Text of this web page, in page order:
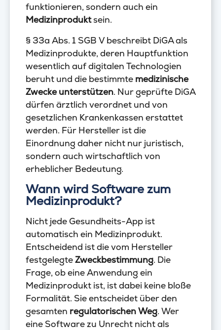
funktionieren, sondern auch ein
Medizinproduktsein.
§ 33a Abs. 1 SGB V beschreibt DiGA als
Medizinprodukte, deren Hauptfunktion
wesentlich auf digitalen Technologien
beruht und die bestimmte medizinische
Zwecke unterstützen. Nur geprüfte DiGA
dürfen ärztlich verordnet und von
gesetzlichen Krankenkassen erstattet
werden. Für Hersteller ist die
Einordnung daher nicht nur juristisch,
sondern auch wirtschaftlich von
erheblicher Bedeutung.
Wann wird Software zum
Medizinprodukt?
Nicht jede Gesundheits-App ist
automatisch ein Medizinprodukt.
Entscheidend ist die vom Hersteller
festgelegteZweckbestimmung. Die
Frage, ob eine Anwendung ein
Medizinprodukt ist, ist dabei keine bloße
Formalität. Sie entscheidet über den
gesamten regulatorischen Weg. Wer
eine Software zu Unrecht nicht als